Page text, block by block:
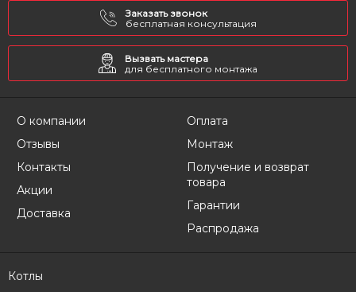
Заказать звонок
бесплатная консультация
Вызвать мастера
для бесплатного монтажа
О компании
Отзывы
Контакты
Акции
Доставка
Оплата
Монтаж
Получение и возврат
товара
Гарантии
Распродажа
Котлы